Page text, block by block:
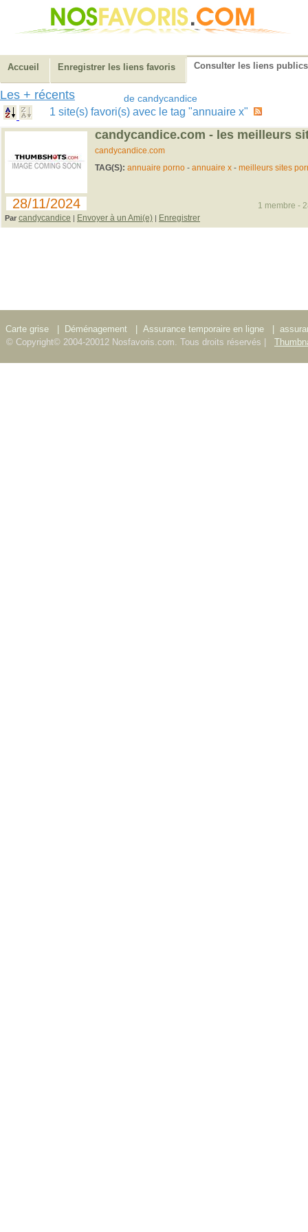
Accueil Enregistrer les liens favoris Consulter les liens publics
Les + récents de candycandice
1 site(s) favori(s) avec le tag "annuaire x"
28/11/2024
candycandice.com - les meilleurs
candycandice.com
TAG(S): annuaire porno- annuaire x- meilleurs sites
Par candycandice | Envoyer à un Ami(e) | Enregistrer
1 membre -
Carte grise Déménagement Assurance temporaire en ligne
© Copyright© 2004-20012 Nosfavoris.com. Tous droits réservés |